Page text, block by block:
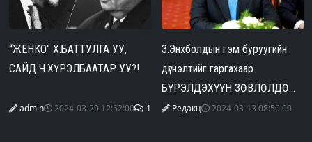
“ЖЕНКО” Х.БАТТУЛГА УУ,
САЙД Ч.ХҮРЭЛБААТАР УУ?!
admin 2024-03-29 12:52:00 1
З.Энхболдын гэм буруугийн
дүгнэлтийг гаргахаар
БҮРЭЛДЭХҮҮН ЗӨВЛӨЛДӨЖ
байнаРедакц 2024-03-13 08:50:00